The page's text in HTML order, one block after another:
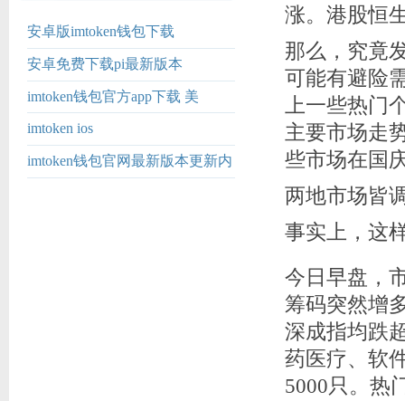
安卓版imtoken钱包下载
安卓免费下载pi最新版本
imtoken钱包官方app下载 美
团：“一个差评一天白干”等骑手
爆款卖惨视频多
imtoken ios
imtoken钱包官网最新版本更新内
涨。港股恒
那么，究竟
可能有避险
上一些热门
主要市场走
些市场在国
两地市场皆
事实上，这
今日早盘，
筹码突然增
深成指均跌
药医疗、软
5000只。热